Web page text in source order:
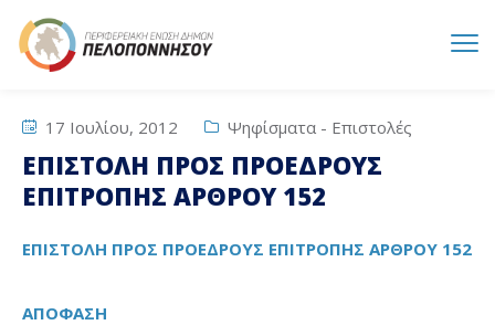
17 Ιουλίου, 2012 Ψηφίσματα - Επιστολές
ΕΠΙΣΤΟΛΗ ΠΡΟΣ ΠΡΟΕΔΡΟΥΣ
ΕΠΙΤΡΟΠΗΣ ΑΡΘΡΟΥ 152
ΕΠΙΣΤΟΛΗ ΠΡΟΣ ΠΡΟΕΔΡΟΥΣ ΕΠΙΤΡΟΠΗΣ ΑΡΘΡΟΥ 152
ΑΠΟΦΑΣΗ